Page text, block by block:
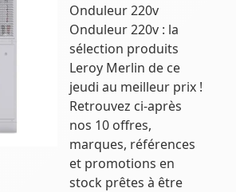
Onduleur 220v
Onduleur 220v : la
sélection produits
Leroy Merlin de ce
jeudi au meilleur prix !
Retrouvez ci-après
nos 10 offres,
marques, références
et promotions en
stock prêtes à être